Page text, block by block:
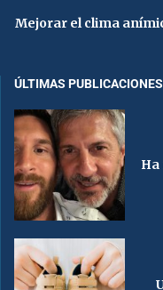
Mejorar el clima
ÚLTIMAS PUBLICACIONES
Ha